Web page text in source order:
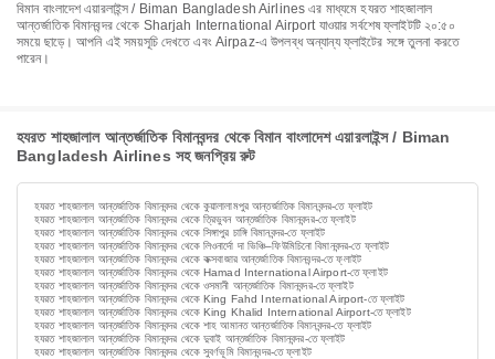
বিমান বাংলাদেশ এয়ারলাইন্স / Biman Bangladesh Airlines এর মাধ্যমে হযরত শাহজালাল
আন্তর্জাতিক বিমানবন্দর থেকে Sharjah International Airport যাওয়ার সর্বশেষ ফ্লাইটটি ২০:৫০
সময়ে ছাড়ে। আপনি এই সময়সূচি দেখতে এবং Airpaz-এ উপলব্ধ অন্যান্য ফ্লাইটের সঙ্গে তুলনা করতে
পারেন।
হযরত শাহজালাল আন্তর্জাতিক বিমানবন্দর থেকে বিমান বাংলাদেশ এয়ারলাইন্স / Biman
Bangladesh Airlines সহ জনপ্রিয় রুট
হযরত শাহজালাল আন্তর্জাতিক বিমানবন্দর থেকে কুয়ালালামপুর আন্তর্জাতিক বিমানবন্দর-তে ফ্লাইট
হযরত শাহজালাল আন্তর্জাতিক বিমানবন্দর থেকে ত্রিভুবন আন্তর্জাতিক বিমানবন্দর-তে ফ্লাইট
হযরত শাহজালাল আন্তর্জাতিক বিমানবন্দর থেকে সিঙ্গাপুর চাঙ্গি বিমানবন্দর-তে ফ্লাইট
হযরত শাহজালাল আন্তর্জাতিক বিমানবন্দর থেকে লিওনার্দো দা ভিঞ্চি–ফিউমিচিনো বিমানবন্দর-তে ফ্লাইট
হযরত শাহজালাল আন্তর্জাতিক বিমানবন্দর থেকে কক্সবাজার আন্তর্জাতিক বিমানবন্দর-তে ফ্লাইট
হযরত শাহজালাল আন্তর্জাতিক বিমানবন্দর থেকে Hamad International Airport-তে ফ্লাইট
হযরত শাহজালাল আন্তর্জাতিক বিমানবন্দর থেকে ওসমানী আন্তর্জাতিক বিমানবন্দর-তে ফ্লাইট
হযরত শাহজালাল আন্তর্জাতিক বিমানবন্দর থেকে King Fahd International Airport-তে ফ্লাইট
হযরত শাহজালাল আন্তর্জাতিক বিমানবন্দর থেকে King Khalid International Airport-তে ফ্লাইট
হযরত শাহজালাল আন্তর্জাতিক বিমানবন্দর থেকে শাহ আমানত আন্তর্জাতিক বিমানবন্দর-তে ফ্লাইট
হযরত শাহজালাল আন্তর্জাতিক বিমানবন্দর থেকে দুবাই আন্তর্জাতিক বিমানবন্দর-তে ফ্লাইট
হযরত শাহজালাল আন্তর্জাতিক বিমানবন্দর থেকে সুবর্ণভূমি বিমানবন্দর-তে ফ্লাইট